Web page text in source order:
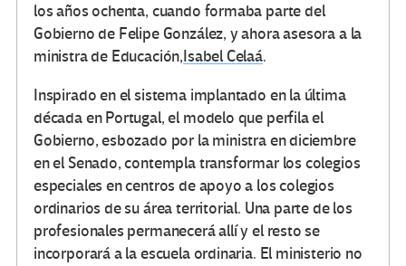
los años ochenta, cuando formaba parte del
Gobierno de Felipe González, y ahora asesora a la
ministra de Educación,Isabel Celaá.
Inspirado en el sistema implantado en la última
década en Portugal, el modelo que perfila el
Gobierno, esbozado por la ministra en diciembre
en el Senado, contempla transformar los colegios
especiales en centros de apoyo a los colegios
ordinarios de su área territorial. Una parte de los
profesionales permanecerá allí y el resto se
incorporará a la escuela ordinaria. El ministerio no